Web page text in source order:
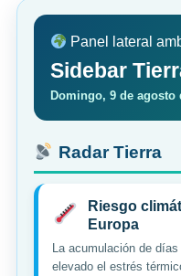
Panel lateral
Sidebar
Domingo, 9 de agosto
Radar Tierra
Riesgo
Europa
La acumulación de
elevado el estrés